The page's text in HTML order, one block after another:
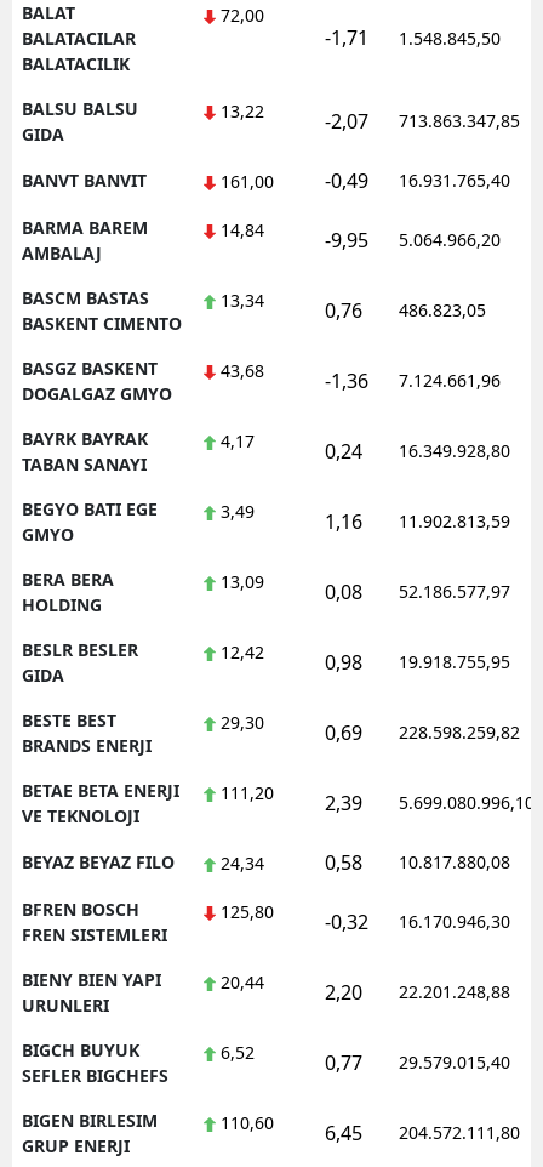
BALAT
BALATACILAR
BALATACILIK
72,00
-1,71 1.548.845,50
BALSU BALSU
GIDA
13,22 -2,07 713.863.347,85
BANVT BANVIT 161,00 -0,49 16.931.765,40
BARMA BAREM
AMBALAJ
14,84 -9,95 5.064.966,20
BASCM BASTAS
BASKENT CIMENTO
13,34 0,76 486.823,05
BASGZ BASKENT
DOGALGAZ GMYO
43,68 -1,36 7.124.661,96
BAYRK BAYRAK
TABAN SANAYI
4,17 0,24 16.349.928,80
BEGYO BATI EGE
GMYO
3,49 1,16 11.902.813,59
BERA BERA
HOLDING
13,09 0,08 52.186.577,97
BESLR BESLER
GIDA
12,42 0,98 19.918.755,95
BESTE BEST
BRANDS ENERJI
29,30 0,69 228.598.259,82
BETAE BETA ENERJI
VE TEKNOLOJI
111,20 2,39 5.699.080.996,10
BEYAZ BEYAZ FILO 24,34 0,58 10.817.880,08
BFREN BOSCH
FREN SISTEMLERI
125,80 -0,32 16.170.946,30
BIENY BIEN YAPI
URUNLERI
20,44 2,20 22.201.248,88
BIGCH BUYUK
SEFLER BIGCHEFS
6,52 0,77 29.579.015,40
BIGEN BIRLESIM
GRUP ENERJI
110,60 6,45 204.572.111,80